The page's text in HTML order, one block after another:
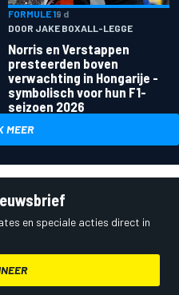
FORMULE 19 d
DOOR JAKE BOXALL-LEGGE
Norris en Verstappen
presteerden boven
verwachting in Hongarije -
symbolisch voor hun F1-
seizoen 2026
MEER
en speciale acties direct in